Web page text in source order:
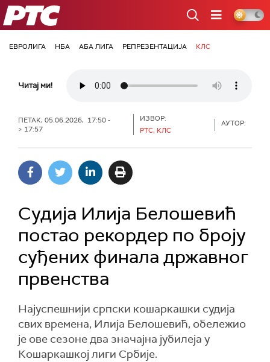
РТС
ЕВРОЛИГА НБА АБА ЛИГА РЕПРЕЗЕНТАЦИЈА КЛС
Читај ми!
ПЕТАК, 05.06.2026, 17:50 -
> 17:57
ИЗВОР:
РТС, КЛС
АУТОР:
Судија Илија Белошевић
постао рекордер по броју
суђених финала државног
првенства
Најуспешнији српски кошаркашки судија
свих времена, Илија Белошевић, обележио
је ове сезоне два значајна јубилеја у
Кошаркашкој лиги Србије.